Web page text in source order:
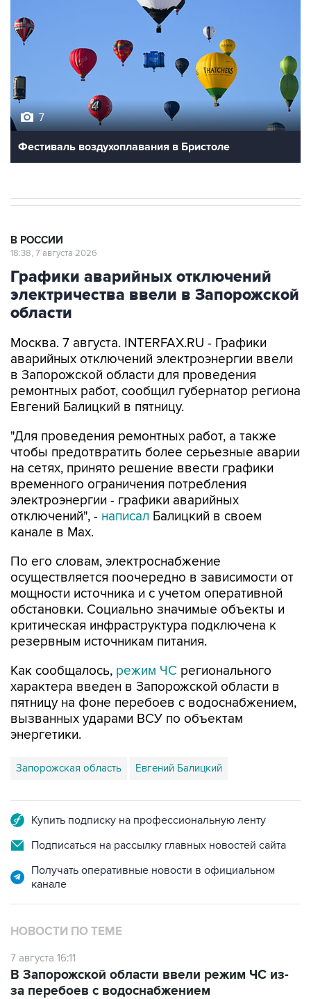
Фестиваль воздухоплавания в Бристоле
Графики аварийных отключений
электричества ввели в Запорожской
области
Москва. 7 августа. INTERFAX.RU - Графики
в Запорожской области для проведения
ремонтных работ, сообщил губернатор региона
Евгений Балицкий в пятницу.
"Для проведения ремонтных работ, а также
на сетях, принято решение ввести графики
временного ограничения потребления
электроэнергии - графики аварийных
отключений", -написалБалицкий в своем
канале в Max.
По его словам, электроснабжение
мощности источника и с учетом оперативной
обстановки. Социально значимые объекты и
критическая инфраструктура подключена к
резервным источникам питания.
Как сообщалось,режим ЧСрегионального
пятницу на фоне перебоев с водоснабжением,
вызванных ударами ВСУ по объектам
энергетики.
Запорожская область
Подписаться на рассылку главных новостей сайта
Получать оперативные новости в официальном
канале
НОВОСТИ ПО ТЕМЕ
7 августа 16:11
за перебоев с водоснабжением